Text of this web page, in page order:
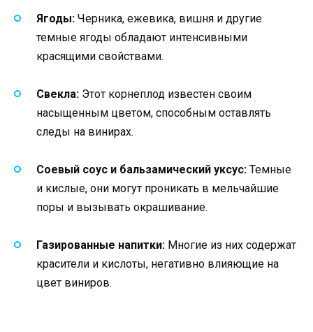
Ягоды: Черника, ежевика, вишня и другие
темные ягоды обладают интенсивными
красящими свойствами.
Свекла: Этот корнеплод известен своим
насыщенным цветом, способным оставлять
следы на винирах.
Соевый соус и бальзамический уксус: Темные
и кислые, они могут проникать в мельчайшие
поры и вызывать окрашивание.
Газированные напитки: Многие из них содержат
красители и кислоты, негативно влияющие на
цвет виниров.